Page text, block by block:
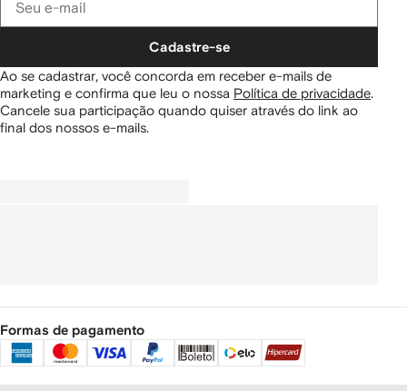
Cadastre-se
Ao se cadastrar, você concorda em receber e-mails de
marketing e confirma que leu o nossa Política de privacidade.
Cancele sua participação quando quiser através do link ao
final dos nossos e-mails.
Formas de pagamento